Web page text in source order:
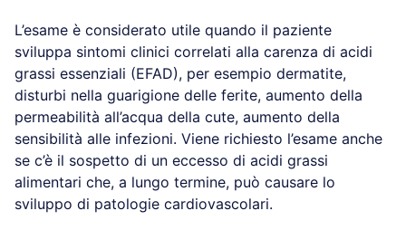
L’esame è considerato utile quando il paziente
sviluppa sintomi clinici correlati alla carenza di acidi
grassi essenziali (EFAD), per esempio dermatite,
disturbi nella guarigione delle ferite, aumento della
permeabilità all’acqua della cute, aumento della
sensibilità alle infezioni. Viene richiesto l’esame anche
se c’è il sospetto di un eccesso di acidi grassi
alimentari che, a lungo termine, può causare lo
sviluppo di patologie cardiovascolari.